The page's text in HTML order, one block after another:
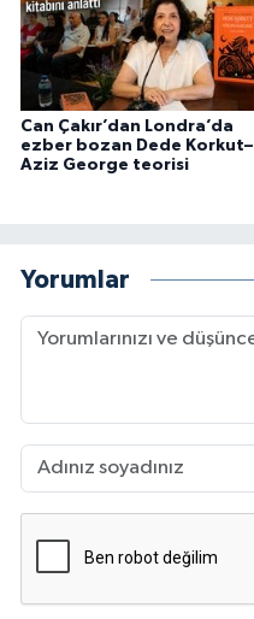
Can Çakır’dan Londra’da
ezber bozan Dede Korkut–
Aziz George teorisi
Yorumlar